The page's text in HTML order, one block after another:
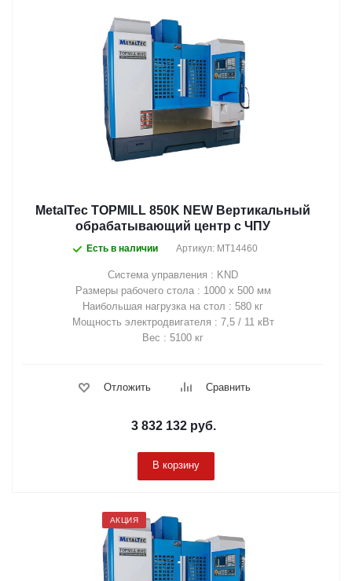
MetalTec TOPMILL 850K NEW Вертикальный
обрабатывающий центр с ЧПУ
Есть в наличии Артикул: MT14460
Система управления : KND
Размеры рабочего стола : 1000 х 500 мм
Наибольшая нагрузка на стол : 580 кг
Мощность электродвигателя : 7,5 / 11 кВт
Вес : 5100 кг
Отложить Сравнить
3 832 132руб.
В корзину
АКЦИЯ